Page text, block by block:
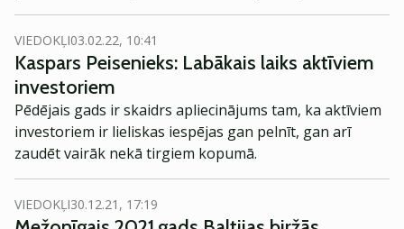
sākotnējais kapitāls jaunas bankas dibināšanai, ko
iecerēts attīstīt par klientiem draudzīgāko finanšu
pakalpojumu sniedzēju. Detalizēta informācija par IPO
procesā piedāvāto akciju daudzumu, cenu un akciju
sadales principiem tiks atspoguļota Prospektā pirms
IPO īstenošanas.
VIEDOKĻI03.02.22, 10:41
Kaspars Peisenieks: Labākais laiks aktīviem
investoriem
Pēdējais gads ir skaidrs apliecinājums tam, ka aktīviem
investoriem ir lieliskas iespējas gan pelnīt, gan arī
zaudēt vairāk nekā tirgiem kopumā.
VIEDOKĻI30.12.21, 17:19